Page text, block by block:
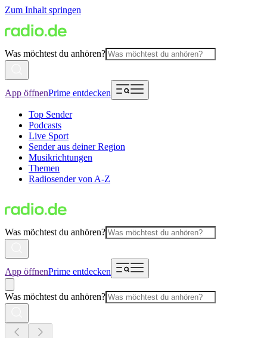
Zum Inhalt springen
Was möchtest du anhören?
App öffnenPrime entdecken
Top Sender
Podcasts
Live Sport
Sender aus deiner Region
Musikrichtungen
Themen
Radiosender von A-Z
Was möchtest du anhören?
App öffnenPrime entdecken
Was möchtest du anhören?